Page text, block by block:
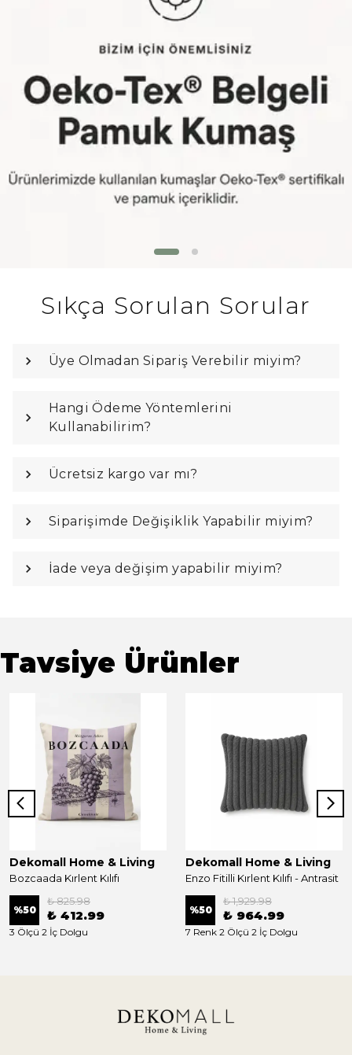
Sıkça Sorulan Sorular
Üye Olmadan Sipariş Verebilir miyim?
Hangi Ödeme Yöntemlerini
Kullanabilirim?
Ücretsiz kargo var mı?
Siparişimde Değişiklik Yapabilir miyim?
İade veya değişim yapabilir miyim?
Tavsiye Ürünler
Dekomall Home & Living
Bozcaada Kırlent Kılıfı
%50
₺ 825.98
₺ 412.99
3 Ölçü 2 İç Dolgu
Dekomall Home & Living
Enzo Fitilli Kırlent Kılıfı - Antrasit
%50
₺ 1,929.98
₺ 964.99
7 Renk 2 Ölçü 2 İç Dolgu